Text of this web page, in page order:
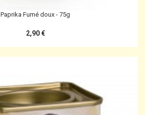
Paprika Fumé doux - 75g
2,90 €